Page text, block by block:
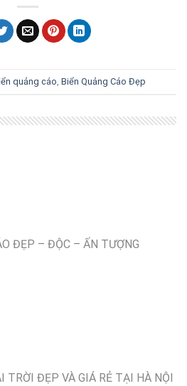
quảng cáo Biển Quảng Cáo Đẹp
ĐẸP – ĐỘC – ẤN TƯỢNG
TRỜI ĐẸP VÀ GIÁ RẺ TẠI HÀ NỘI